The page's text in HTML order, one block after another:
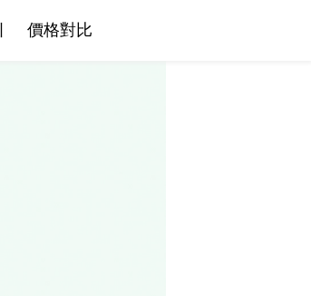
價格對比